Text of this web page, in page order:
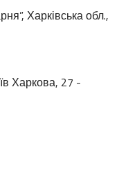
Харківська обл.,
Харкова, 27 -